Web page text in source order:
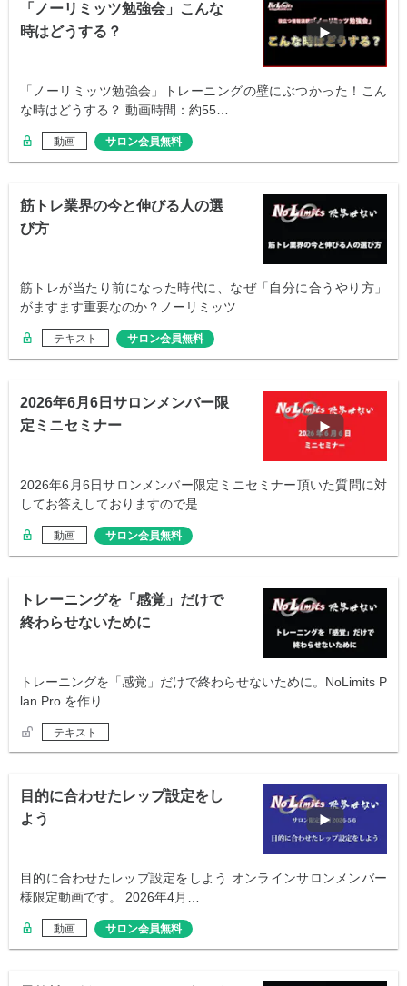
「ノーリミッツ勉強会」こんな
時はどうする？
「ノーリミッツ勉強会」トレーニングの壁にぶつかった！こん
な時はどうする？ 動画時間：約55…
動画 サロン会員無料
筋トレ業界の今と伸びる人の選
び方
筋トレが当たり前になった時代に、なぜ「自分に合うやり方」
がますます重要なのか？ノーリミッツ…
テキスト サロン会員無料
2026年6月6日サロンメンバー限
定ミニセミナー
2026年6月6日サロンメンバー限定ミニセミナー頂いた質問に対
してお答えしておりますので是…
動画 サロン会員無料
トレーニングを「感覚」だけで
終わらせないために
トレーニングを「感覚」だけで終わらせないために。NoLimits P
lan Pro を作り…
テキスト
目的に合わせたレップ設定をし
よう
目的に合わせたレップ設定をしよう オンラインサロンメンバー
様限定動画です。 2026年4月…
動画 サロン会員無料